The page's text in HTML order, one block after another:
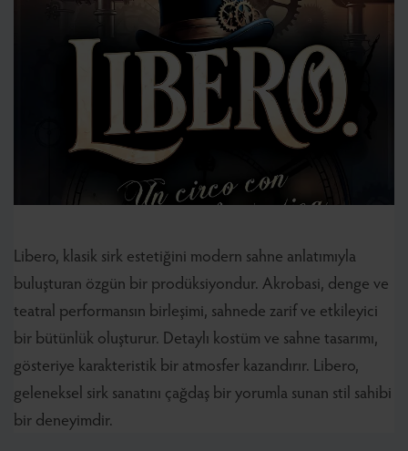
Libero, klasik sirk estetiğini modern sahne anlatımıyla
buluşturan özgün bir prodüksiyondur. Akrobasi, denge ve
teatral performansın birleşimi, sahnede zarif ve etkileyici
bir bütünlük oluşturur. Detaylı kostüm ve sahne tasarımı,
gösteriye karakteristik bir atmosfer kazandırır. Libero,
geleneksel sirk sanatını çağdaş bir yorumla sunan stil sahibi
bir deneyimdir.